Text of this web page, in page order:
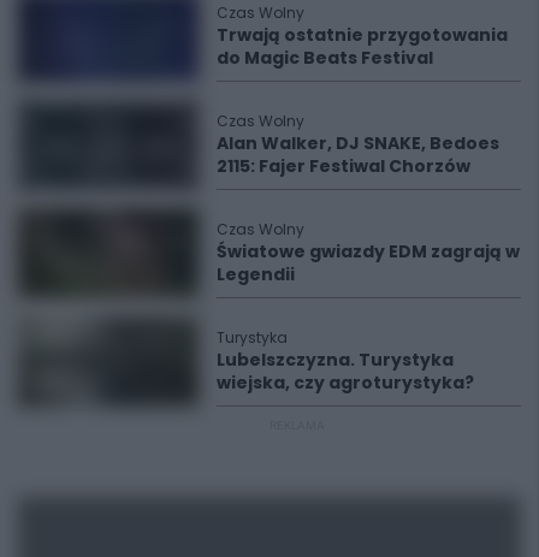
Czas Wolny
Trwają ostatnie przygotowania
do Magic Beats Festival
Czas Wolny
Alan Walker, DJ SNAKE, Bedoes
2115: Fajer Festiwal Chorzów
Czas Wolny
Światowe gwiazdy EDM zagrają w
Legendii
Turystyka
Lubelszczyzna. Turystyka
wiejska, czy agroturystyka?